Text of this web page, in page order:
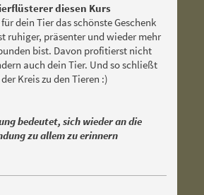
diesen Kurs
dein Tier das schönste Geschenk
ruhiger, präsenter und wieder mehr
bist. Davon profitierst nicht
auch dein Tier. Und so schließt
Kreis zu den Tieren :)
bedeutet, sich wieder an die
zu allem zu erinnern